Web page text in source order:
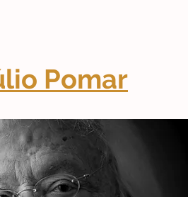
Pomar